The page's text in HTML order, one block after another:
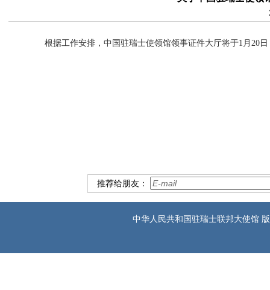
根据工作安排，中国驻瑞士使领馆领事证件大厅将于1月20
推荐给朋友：
中华人民共和国驻瑞士联邦大使馆